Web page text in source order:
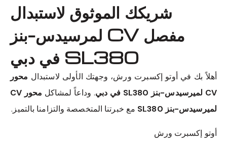
شريكك الموثوق لاستبدال
مفصل CV لمرسيدس-بنز
SL380 في دبي
أهلاً بك في أوتو إكسبرت ورش، وجهتك الأولى لاستبدال محور
CV لميرسيدس-بنز SL380 في دبي
. وداعاً لمشاكل
محور CV
لميرسيدس-بنز SL380
مع خبرتنا المتخصصة والتزامنا بالتميز.
أوتو إكسبرت ورش